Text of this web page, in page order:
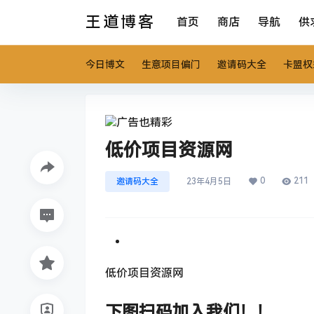
王道博客 首页 商店 导航 供
今日博文 生意项目偏门 邀请码大全 卡盟
低价项目资源网
邀请码大全 23年4月5日 0 211
低价项目资源网